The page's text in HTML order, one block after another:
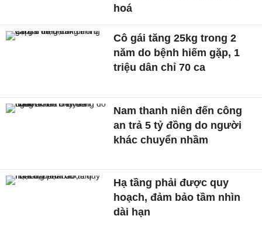
hoá
Cô gái tăng 25kg trong 2
năm do bệnh hiếm gặp, 1
triệu dân chỉ 70 ca
Nam thanh niên đến công
an trả 5 tỷ đồng do người
khác chuyển nhầm
Hạ tầng phải được quy
hoạch, đảm bảo tầm nhìn
dài hạn